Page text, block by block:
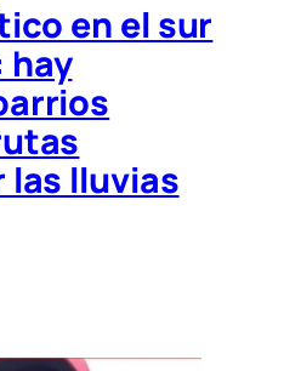
en el sur
hay
lluvias